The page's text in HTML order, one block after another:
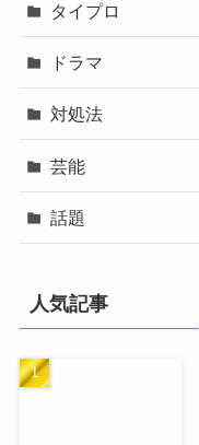
タイプロ
ドラマ
対処法
芸能
話題
人気記事